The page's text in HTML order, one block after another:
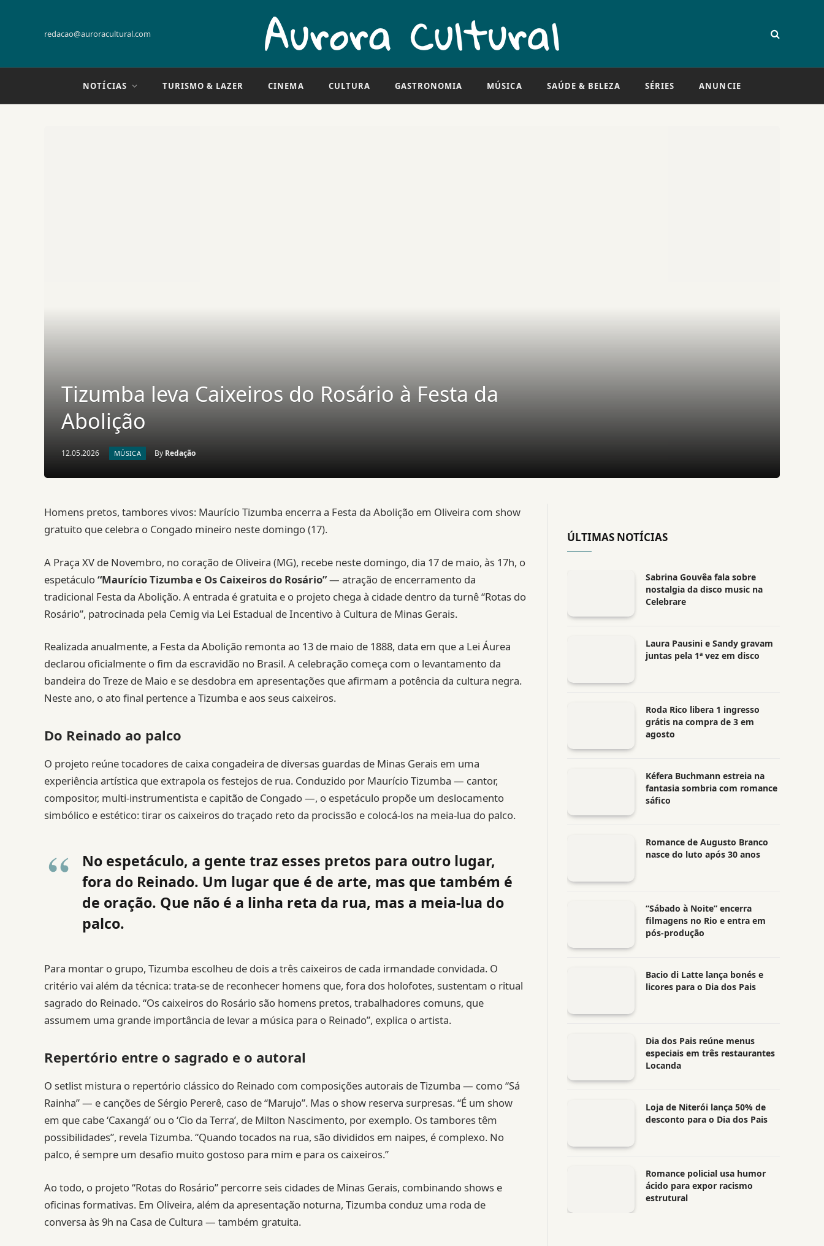
redacao@auroracultural.com
NOTÍCIAS TURISMO & LAZER CINEMA CULTURA GASTRONOMIA MÚSICA SAÚDE & BELEZA SÉRIES ANUNCIE
Tizumba leva Caixeiros do Rosário à Festa da
Abolição
12.05.2026 MÚSICA By Redação
Homens pretos, tambores vivos: Maurício Tizumba encerra a Festa da Abolição em Oliveira com show
gratuito que celebra o Congado mineiro neste domingo (17).
A Praça XV de Novembro, no coração de Oliveira (MG), recebe neste domingo, dia 17 de maio, às 17h, o
espetáculo “Maurício Tizumba e Os Caixeiros do Rosário”— atração de encerramento da
tradicional Festa da Abolição. A entrada é gratuita e o projeto chega à cidade dentro da turnê “Rotas do
Rosário”, patrocinada pela Cemig via Lei Estadual de Incentivo à Cultura de Minas Gerais.
Realizada anualmente, a Festa da Abolição remonta ao 13 de maio de 1888, data em que a Lei Áurea
declarou oficialmente o fim da escravidão no Brasil. A celebração começa com o levantamento da
bandeira do Treze de Maio e se desdobra em apresentações que afirmam a potência da cultura negra.
Neste ano, o ato final pertence a Tizumba e aos seus caixeiros.
Do Reinado ao palco
O projeto reúne tocadores de caixa congadeira de diversas guardas de Minas Gerais em uma
experiência artística que extrapola os festejos de rua. Conduzido por Maurício Tizumba — cantor,
compositor, multi-instrumentista e capitão de Congado —, o espetáculo propõe um deslocamento
simbólico e estético: tirar os caixeiros do traçado reto da procissão e colocá-los na meia-lua do palco.
No espetáculo, a gente traz esses pretos para outro lugar,
fora do Reinado. Um lugar que é de arte, mas que também é
de oração. Que não é a linha reta da rua, mas a meia-lua do
palco.
Para montar o grupo, Tizumba escolheu de dois a três caixeiros de cada irmandade convidada. O
critério vai além da técnica: trata-se de reconhecer homens que, fora dos holofotes, sustentam o ritual
sagrado do Reinado. “Os caixeiros do Rosário são homens pretos, trabalhadores comuns, que
assumem uma grande importância de levar a música para o Reinado”, explica o artista.
Repertório entre o sagrado e o autoral
O setlist mistura o repertório clássico do Reinado com composições autorais de Tizumba — como “Sá
Rainha” — e canções de Sérgio Pererê, caso de “Marujo”. Mas o show reserva surpresas. “É um show
em que cabe ‘Caxangá’ ou o ‘Cio da Terra’, de Milton Nascimento, por exemplo. Os tambores têm
possibilidades”, revela Tizumba. “Quando tocados na rua, são divididos em naipes, é complexo. No
palco, é sempre um desafio muito gostoso para mim e para os caixeiros.”
Ao todo, o projeto “Rotas do Rosário” percorre seis cidades de Minas Gerais, combinando shows e
oficinas formativas. Em Oliveira, além da apresentação noturna, Tizumba conduz uma roda de
conversa às 9h na Casa de Cultura — também gratuita.
ÚLTIMAS NOTÍCIAS
Sabrina Gouvêa fala sobre
nostalgia da disco music na
Celebrare
Laura Pausini e Sandy gravam
juntas pela 1ª vez em disco
Roda Rico libera 1 ingresso
grátis na compra de 3 em
agosto
Kéfera Buchmann estreia na
fantasia sombria com romance
sáfico
Romance de Augusto Branco
nasce do luto após 30 anos
“Sábado à Noite” encerra
filmagens no Rio e entra em
pós-produção
Bacio di Latte lança bonés e
licores para o Dia dos Pais
Dia dos Pais reúne menus
especiais em três restaurantes
Locanda
Loja de Niterói lança 50% de
desconto para o Dia dos Pais
Romance policial usa humor
ácido para expor racismo
estrutural